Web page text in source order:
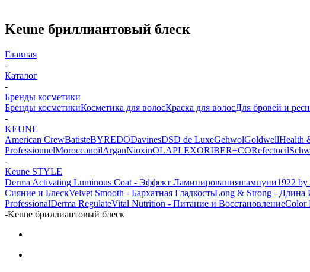
Keune бриллиантовый блеск
Главная
-
Каталог
-
Бренды косметики
Бренды косметикиКосметика для волосКраска для волосДля бровей и
-
KEUNE
American CrewBatisteBYREDODavinesDSD de LuxeGehwolGoldwellHealth
ProfessionnelMoroccanoilArganNiохinOLAPLEXORIBER+CORefectocil
-
Keune STYLE
Derma Activating Luminous Coat - Эффект Ламинированияшампуни1922
Сияние и БлескVelvet Smooth - Бархатная ГладкостьLong & Strong - Длина
ProfessionalDerma RegulateVital Nutrition - Питание и ВосстановлениеColor
-Keune бриллиантовый блеск